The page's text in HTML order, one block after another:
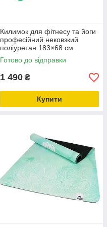
Килимок для фітнесу та йоги
професійний нековзкий
поліуретан 183×68 см
товщина 5 мм
Готово до відправки
1 490 ₴
Купити